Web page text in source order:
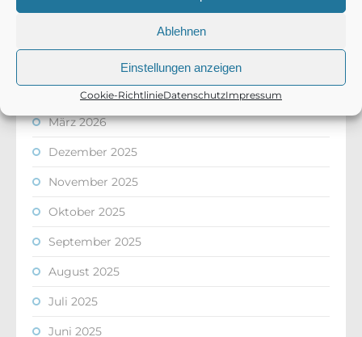
Ablehnen
Einstellungen anzeigen
Cookie-RichtlinieDatenschutzImpressum
ARCHIV
Juni 2026
März 2026
Dezember 2025
November 2025
Oktober 2025
September 2025
August 2025
Juli 2025
Juni 2025